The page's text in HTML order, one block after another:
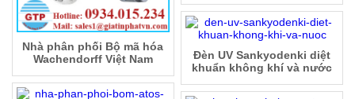
Nhà phân phối Bộ mã hóa
Wachendorff Việt Nam
Đèn UV Sankyodenki diệt
khuẩn không khí và nước